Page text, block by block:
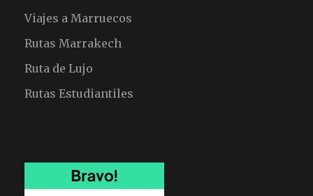
Viajes a Marruecos
Rutas Marrakech
Ruta de Lujo
Rutas Estudiantiles